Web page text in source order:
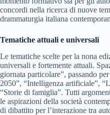
concordi nella ricerca di nuove
drammaturgia italiana
Tematiche attuali e universali
Le tematiche scelte per la nona
universali e fortemente attuali.
giornata particolare”, passando
2050”, “Intelligenza artificiale”,
“Storie di famiglia”. Tutti
le aspirazioni della società
di dibattito per l’interazione tra